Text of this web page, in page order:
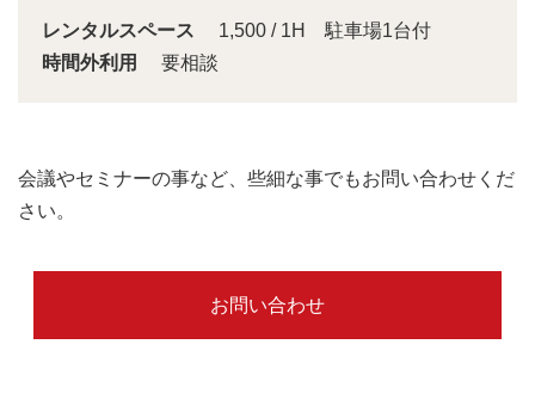
レンタルスペース
1,500 / 1H 駐車場1台付
時間外利用
要相談
会議やセミナーの事など、些細な事でもお問い合わせくだ
さい。
お問い合わせ